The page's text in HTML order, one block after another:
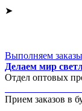
➤
Выполняем
Делаем мир
Отдел оптовых
+7
Прием заказов в